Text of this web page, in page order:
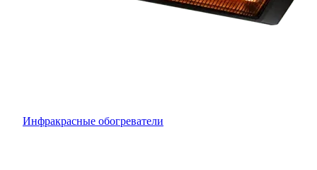
Инфракрасные обогреватели